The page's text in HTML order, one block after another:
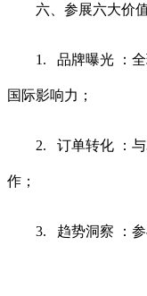
六、参展六大价
1. 品牌曝光 ：
国际影响力；
2. 订单转化 ：
作；
3. 趋势洞察 ：参